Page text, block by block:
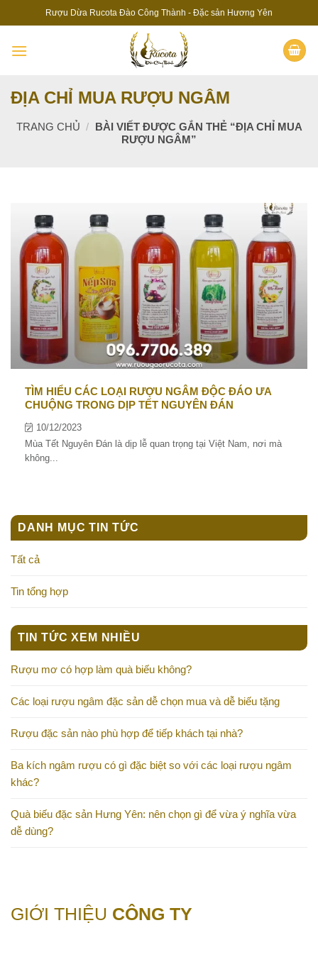
to
content
Rượu Dừa Rucota Đào Công Thành - Đặc sản Hương Yên
ĐỊA CHỈ MUA RƯỢU NGÂM
TRANG CHỦ / BÀI VIẾT ĐƯỢC GẮN THẺ “ĐỊA CHỈ MUA
RƯỢU NGÂM”
TÌM HIỂU CÁC LOẠI RƯỢU NGÂM ĐỘC ĐÁO ƯA
CHUỘNG TRONG DỊP TẾT NGUYÊN ĐÁN
Mùa Tết Nguyên Đán là dịp lễ quan trọng tại Việt Nam, nơi mà
không...
10/12/2023
DANH MỤC TIN TỨC
Tất cả
Tin tổng hợp
TIN TỨC XEM NHIỀU
Rượu mơ có hợp làm quà biếu không?
Các loại rượu ngâm đặc sản dễ chọn mua và dễ biếu tặng
Rượu đặc sản nào phù hợp để tiếp khách tại nhà?
Ba kích ngâm rượu có gì đặc biệt so với các loại rượu ngâm
khác?
Quà biếu đặc sản Hưng Yên: nên chọn gì để vừa ý nghĩa vừa
dễ dùng?
GIỚI THIỆU CÔNG TY